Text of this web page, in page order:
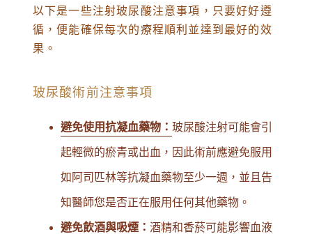
以下是一些注射玻尿酸注意事項，只要好好遵
循，便能確保每次的療程順利並達到最好的效
果。
玻尿酸術前注意事項
避免使用抗凝血藥物： 玻尿酸注射可能會引
起輕微的瘀青或出血，因此術前應避免服用
如阿司匹林等抗凝血藥物至少一週，並且告
知醫師您是否正在服用任何其他藥物。
避免飲酒與吸煙： 酒精和香菸可能影響血液